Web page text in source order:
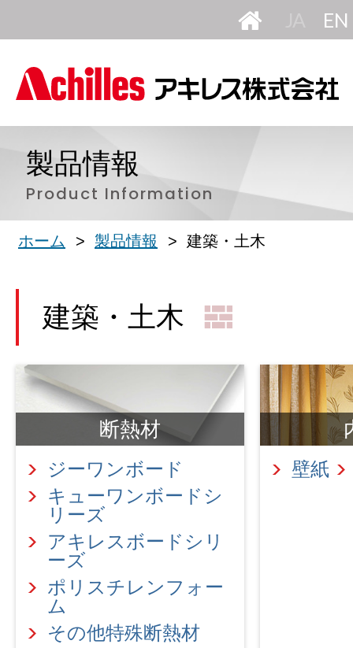
本
製品情報
Product Information
ホーム 製品情報 建築・土木
建築・土木
断熱材
ジーワンボード
キューワンボードシ
リーズ
アキレスボードシリ
ーズ
ポリスチレンフォー
ム
その他特殊断熱材
壁紙